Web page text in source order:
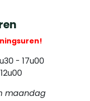
- 17u00
maandag